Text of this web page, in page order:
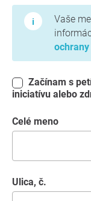
Vaše
iniciatívu alebo
Celé meno
Ulica, č.